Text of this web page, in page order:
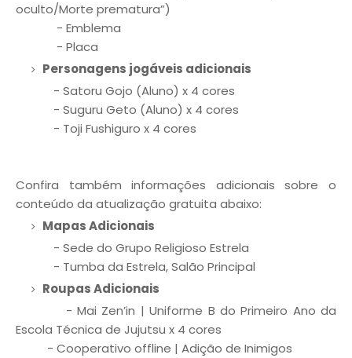
oculto/Morte prematura”)
- Emblema
- Placa
Personagens jogáveis adicionais
- Satoru Gojo (Aluno) x 4 cores
- Suguru Geto (Aluno) x 4 cores
- Toji Fushiguro x 4 cores
Confira também informações adicionais sobre o
conteúdo da atualização gratuita abaixo:
Mapas Adicionais
- Sede do Grupo Religioso Estrela
- Tumba da Estrela, Salão Principal
Roupas Adicionais
- Mai Zen’in | Uniforme B do Primeiro Ano da
Escola Técnica de Jujutsu x 4 cores
- Cooperativo offline | Adição de Inimigos